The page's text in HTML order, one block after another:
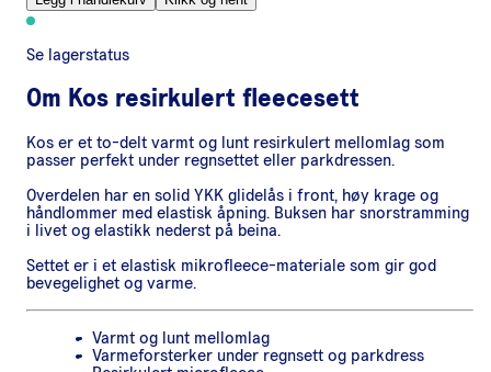
Se lagerstatus
Om Kos resirkulert fleecesett
Kos er et to-delt varmt og lunt resirkulert mellomlag som
passer perfekt under regnsettet eller parkdressen.
Overdelen har en solid YKK glidelås i front, høy krage og
håndlommer med elastisk åpning. Buksen har snorstramming
i livet og elastikk nederst på beina.
Settet er i et elastisk mikrofleece-materiale som gir god
bevegelighet og varme.
Varmt og lunt mellomlag
Varmeforsterker under regnsett og parkdress